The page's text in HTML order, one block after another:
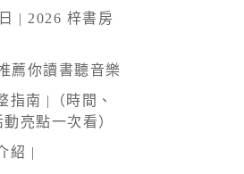
| 2026 梓書房
薦你讀書聽音樂
指南 |（時間、
亮點一次看）
紹 |